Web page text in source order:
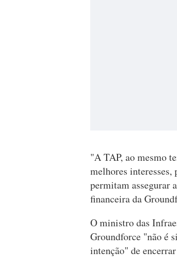
"A TAP, ao mesmo
melhores interesses,
permitam assegurar
financeira da
O ministro das
Groundforce "não é
intenção" de